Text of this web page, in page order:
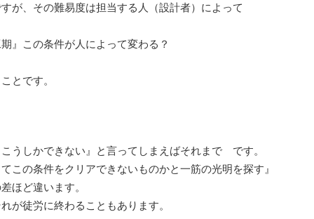
が、その難易度は担当する人（設計者）によって
』この条件が人によって変わる？
とです。
うしかできない』と言ってしまえばそれまで です。
この条件をクリアできないものかと一筋の光明を探す』
ほど違います。
徒労に終わることもあります。